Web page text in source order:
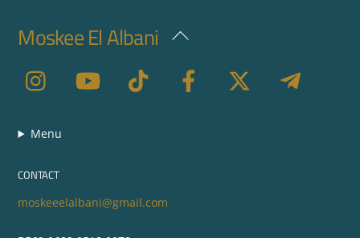
Back
Top
Moskee El Albani
Menu
CONTACT
moskeeelalbani@gmail.com